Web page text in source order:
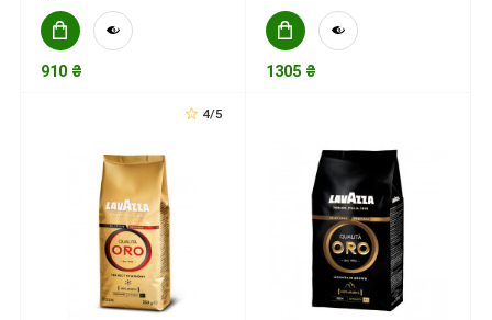
910 ₴ 1305 ₴
4/5